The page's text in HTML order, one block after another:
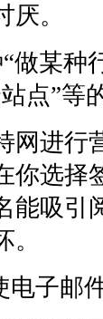
。
做某种
点”等
网进行
你选择
能吸引
电子邮